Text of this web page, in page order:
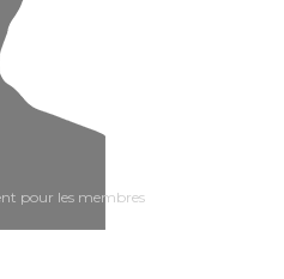
pour les membres